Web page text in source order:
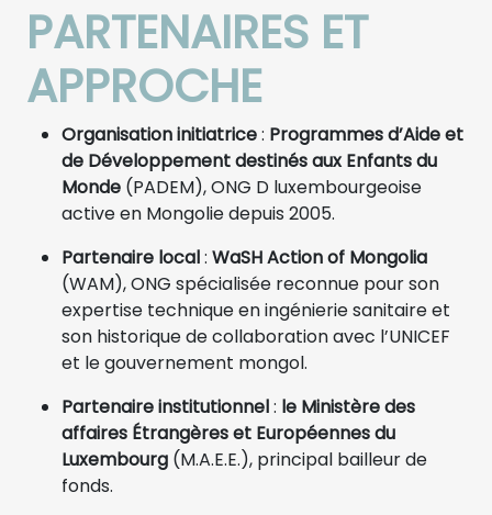
PARTENAIRES ET
APPROCHE
Organisation initiatrice: Programmes d’Aide et
de Développement destinés aux Enfants du
Monde (PADEM), ONG D luxembourgeoise
active en Mongolie depuis 2005.
Partenaire local: WaSH Action of Mongolia
(WAM), ONG spécialisée reconnue pour son
expertise technique en ingénierie sanitaire et
son historique de collaboration avec l’UNICEF
et le gouvernement mongol.
Partenaire institutionnel: le Ministère des
affaires Étrangères et Européennes du
Luxembourg (M.A.E.E.), principal bailleur de
fonds.